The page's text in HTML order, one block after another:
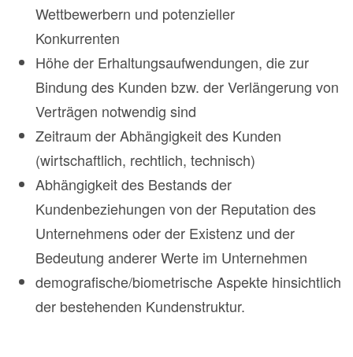
Wettbewerbern und potenzieller
Konkurrenten
Höhe der Erhaltungsaufwendungen, die zur
Bindung des Kunden bzw. der Verlängerung von
Verträgen notwendig sind
Zeitraum der Abhängigkeit des Kunden
(wirtschaftlich, rechtlich, technisch)
Abhängigkeit des Bestands der
Kundenbeziehungen von der Reputation des
Unternehmens oder der Existenz und der
Bedeutung anderer Werte im Unternehmen
demografische/biometrische Aspekte hinsichtlich
der bestehenden Kundenstruktur.